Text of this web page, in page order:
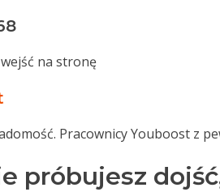
na stronę
Pracownicy Youboost z
próbujesz